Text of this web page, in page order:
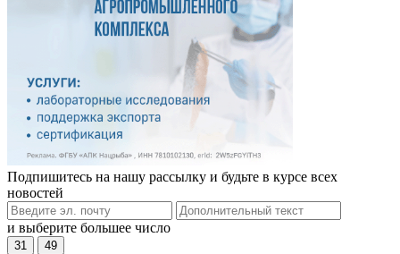
Подпишитесь на нашу рассылку и будьте в курсе всех
новостей
и выберите большее число
31 49